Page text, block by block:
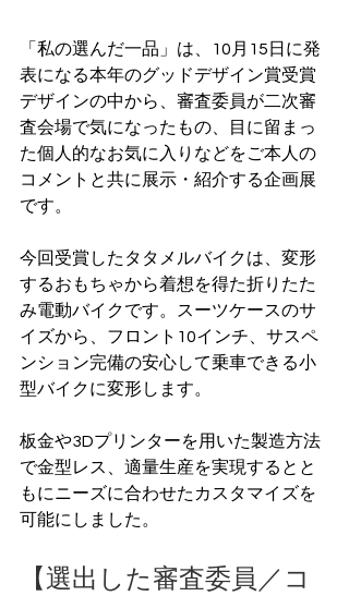
「私の選んだ一品」は、10月15日に発
表になる本年のグッドデザイン賞受賞
デザインの中から、審査委員が二次審
査会場で気になったもの、目に留まっ
た個人的なお気に入りなどをご本人の
コメントと共に展示・紹介する企画展
です。
今回受賞したタタメルバイクは、変形
するおもちゃから着想を得た折りたた
み電動バイクです。スーツケースのサ
イズから、フロント10インチ、サスペ
ンション完備の安心して乗車できる小
型バイクに変形します。
板金や3Dプリンターを用いた製造方法
で金型レス、適量生産を実現するとと
もにニーズに合わせたカスタマイズを
可能にしました。
【選出した審査委員／コ